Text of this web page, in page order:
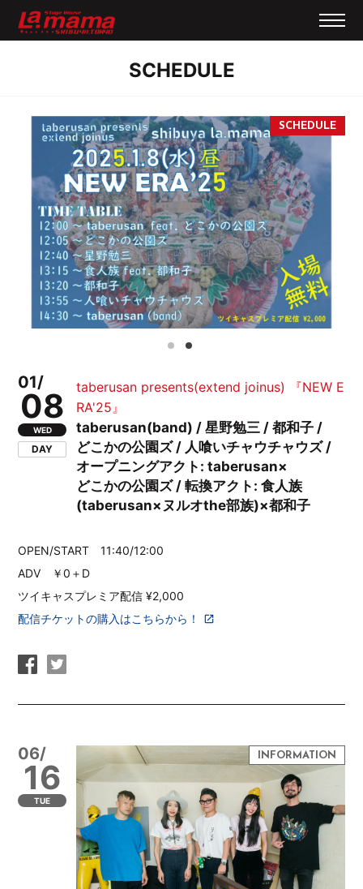
SCHEDULE
01/
08
WED
DAY
taberusan presents(extend joinus) 『NEW E
RA'25』
taberusan(band) / 星野勉三 / 都和子 /
どこかの公園ズ / 人喰いチャウチャウズ /
オープニングアクト: taberusan×
どこかの公園ズ / 転換アクト: 食人族
(taberusan×ヌルオthe部族)×都和子
OPEN/START 11:40/12:00
ADV ￥0＋D
ツイキャスプレミア配信 ¥2,000
配信チケットの購入はこちらから！
06/
16
TUE